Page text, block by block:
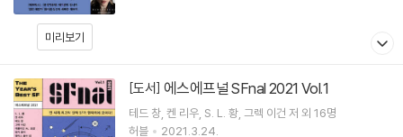
미리보기
[도서] 에스에프널 SFnal 2021 Vol.1
테드 창 켄 리우 S. L. 황 그렉 이건 저 외 16명
허블
2021.3.24.